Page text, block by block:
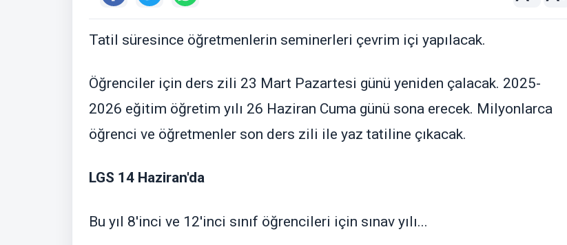
Tatil süresince öğretmenlerin seminerleri çevrim içi yapılacak.
Öğrenciler için ders zili 23 Mart Pazartesi günü yeniden çalacak. 2025-
2026 eğitim öğretim yılı 26 Haziran Cuma günü sona erecek. Milyonlarca
öğrenci ve öğretmenler son ders zili ile yaz tatiline çıkacak.
LGS 14 Haziran'da
Bu yıl 8'inci ve 12'inci sınıf öğrencileri için sınav yılı...